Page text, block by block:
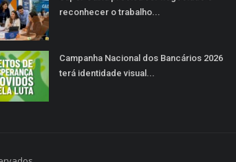
reconhecer o trabalho...
Campanha Nacional dos Bancários 2026
terá identidade visual...